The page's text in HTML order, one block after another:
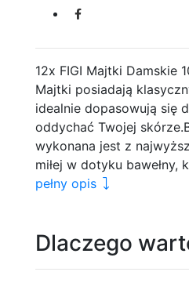
12x FIGI Majtki Damskie
Majtki posiadają
idealnie dopasowują się
oddychać Twojej
wykonana jest z
miłej w dotyku bawełny,
pełny opis
Dlaczego